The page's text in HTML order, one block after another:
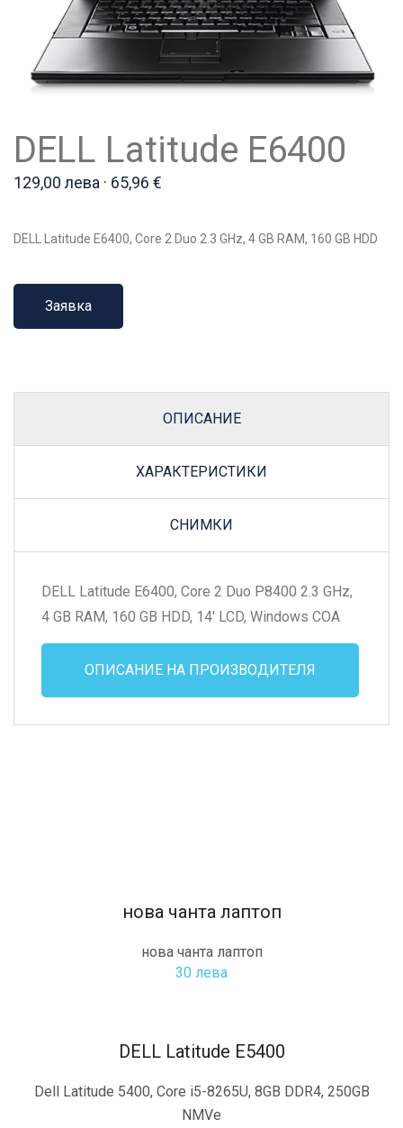
DELL Latitude E6400
129,00 лева · 65,96 €
DELL Latitude E6400, Core 2 Duo 2.3 GHz, 4 GB RAM, 160 GB HDD
Заявка
ОПИСАНИЕ
ХАРАКТЕРИСТИКИ
СНИМКИ
DELL Latitude E6400, Core 2 Duo P8400 2.3 GHz,
4 GB RAM, 160 GB HDD, 14' LCD, Windows COA
ОПИСАНИЕ НА ПРОИЗВОДИТЕЛЯ
нова чанта лаптоп
нова чанта лаптоп
30 лева
DELL Latitude E5400
Dell Latitude 5400, Core i5-8265U, 8GB DDR4, 250GB
NMVe